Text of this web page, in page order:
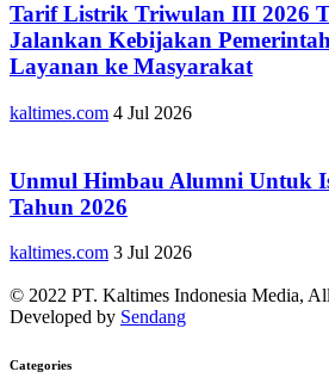
Tarif Listrik Triwulan III 2026
Jalankan Kebijakan
Layanan ke Masyarakat
kaltimes.com 4 Jul 2026
Unmul Himbau Alumni Untuk
Tahun 2026
kaltimes.com 3 Jul 2026
© 2022 PT. Kaltimes Indonesia Media,
Developed by Sendang
Categories